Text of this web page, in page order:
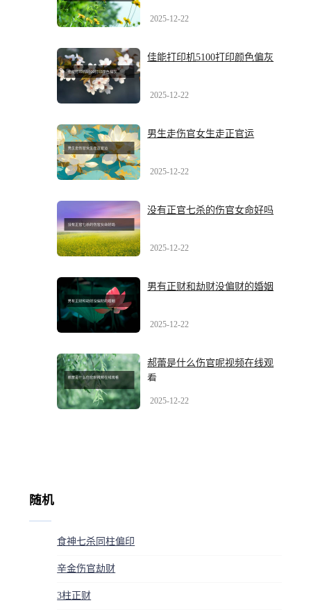
2025-12-22
佳能打印机5100打印颜色偏灰
2025-12-22
男生走伤官女生走正官运
2025-12-22
没有正官七杀的伤官女命好吗
2025-12-22
男有正财和劫财没偏财的婚姻
2025-12-22
郝蕾是什么伤官呢视频在线观
看
2025-12-22
随机
食神七杀同柱偏印
辛金伤官劫财
3柱正财